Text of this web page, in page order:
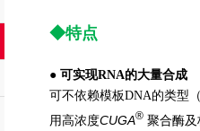
◆特点
● 可实现RNA的大量合成
可不依赖模板DNA的类型
用高浓度CUGA® 聚合酶及